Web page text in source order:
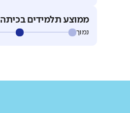
ממוצע תלמידים בכיתה
נמוך